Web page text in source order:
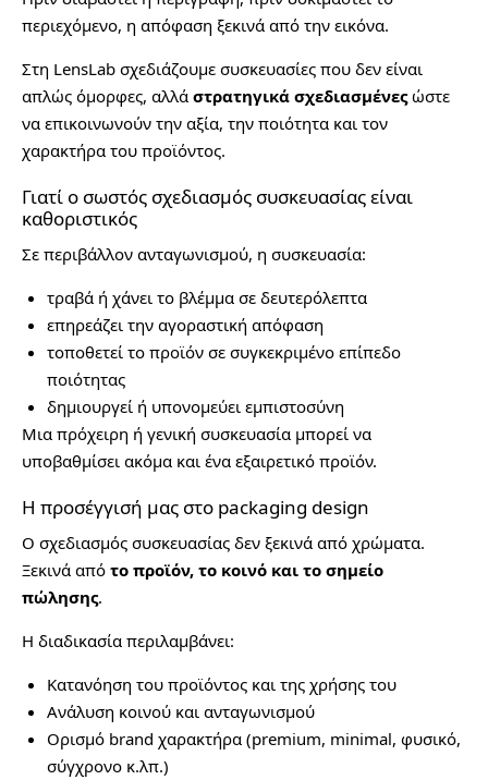
περιεχόμενο, η απόφαση ξεκινά από την εικόνα.
Στη LensLab σχεδιάζουμε συσκευασίες που δεν είναι
απλώς όμορφες, αλλά στρατηγικά σχεδιασμένεςώστε
να επικοινωνούν την αξία, την ποιότητα και τον
χαρακτήρα του προϊόντος.
Γιατί ο σωστός σχεδιασμός συσκευασίας είναι
καθοριστικός
Σε περιβάλλον ανταγωνισμού, η συσκευασία:
τραβά ή χάνει το βλέμμα σε δευτερόλεπτα
επηρεάζει την αγοραστική απόφαση
τοποθετεί το προϊόν σε συγκεκριμένο επίπεδο
ποιότητας
δημιουργεί ή υπονομεύει εμπιστοσύνη
Μια πρόχειρη ή γενική συσκευασία μπορεί να
υποβαθμίσει ακόμα και ένα εξαιρετικό προϊόν.
Η προσέγγισή μας στο packaging design
Ο σχεδιασμός συσκευασίας δεν ξεκινά από χρώματα.
Ξεκινά από το προϊόν, το κοινό και το σημείο
πώλησης.
Η διαδικασία περιλαμβάνει:
Κατανόηση του προϊόντος και της χρήσης του
Ανάλυση κοινού και ανταγωνισμού
Ορισμό brand χαρακτήρα (premium, minimal, φυσικό,
σύγχρονο κ.λπ.)